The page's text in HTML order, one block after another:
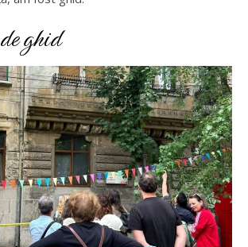
ghid